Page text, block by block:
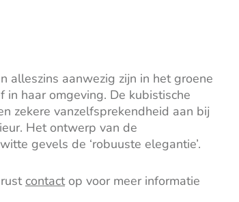
alleszins aanwezig zijn in het groene
haar omgeving. De kubistische
zekere vanzelfsprekendheid aan bij
Het ontwerp van de
gevels de ‘robuuste elegantie’.
contactop voor meer informatie